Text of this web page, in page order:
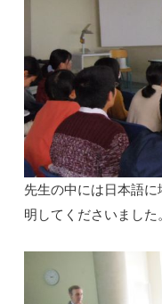
先生の中には日本語
明してくださいました